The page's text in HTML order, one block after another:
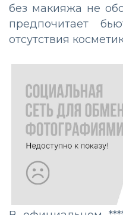
без макияжа не
предпочитает
отсутствия